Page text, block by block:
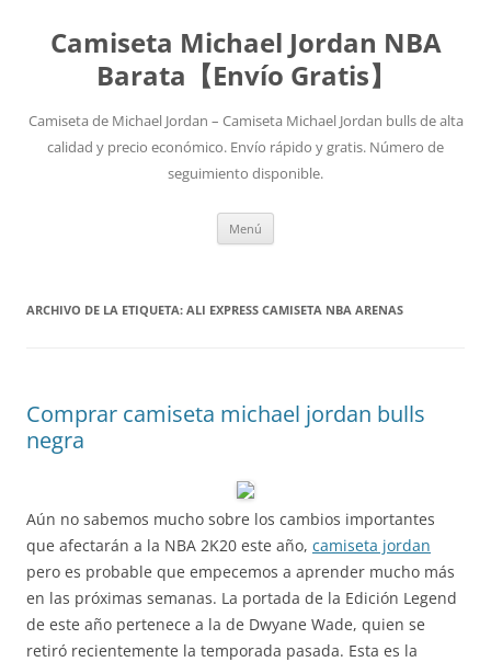
Camiseta Michael Jordan NBA
Barata【Envío Gratis】
Camiseta de Michael Jordan – Camiseta Michael Jordan bulls de alta
calidad y precio económico. Envío rápido y gratis. Número de
seguimiento disponible.
Menú
ARCHIVO DE LA ETIQUETA: ALI EXPRESS CAMISETA NBA ARENAS
Comprar camiseta michael jordan bulls
negra
Aún no sabemos mucho sobre los cambios importantes
que afectarán a la NBA 2K20 este año, camiseta jordan
pero es probable que empecemos a aprender mucho más
en las próximas semanas. La portada de la Edición Legend
de este año pertenece a la de Dwyane Wade, quien se
retiró recientemente la temporada pasada. Esta es la